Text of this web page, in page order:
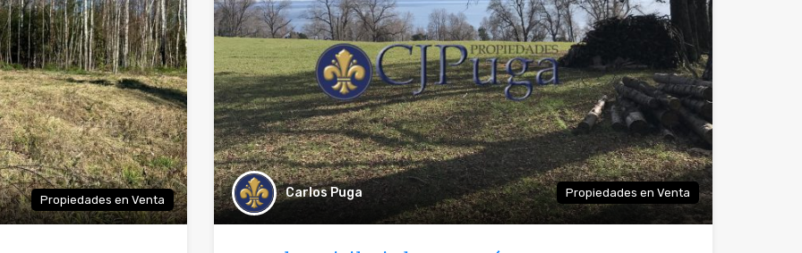
Propiedades en Venta Carlos Puga Propiedades en Venta